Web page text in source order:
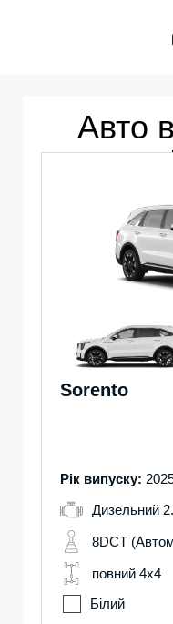
Авто
Sorento
Рік випуску:
Дизельний
8DCT
повний 4х4
Білий